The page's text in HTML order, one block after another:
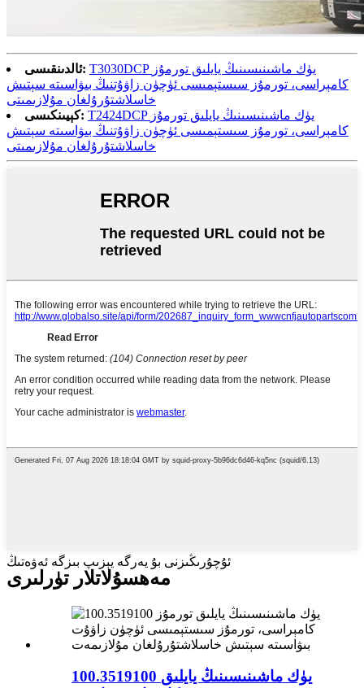
ئالدىنقىسى: T3030DCP يۈك ماشىنىسىنىڭ يايلىق تورمۇز
كامېراسى، تورمۇز سىستېمىسى ئۈچۈن زاۋۇتنىڭ بىۋاسىتە سېتىش
خاسلاشتۇرۇلغان مۇلازىمىتى
كېيىنكىسى: T2424DCP يۈك ماشىنىسىنىڭ يايلىق تورمۇز
كامېراسى، تورمۇز سىستېمىسى ئۈچۈن زاۋۇتنىڭ بىۋاسىتە سېتىش
خاسلاشتۇرۇلغان مۇلازىمىتى
ئۇچۇرىڭىزنى بۇ يەرگە يېزىپ بىزگە ئەۋەتىڭ
مەھسۇلاتلار تۈرلىرى
100.3519100 يۈك ماشىنىسىنىڭ يايلىق